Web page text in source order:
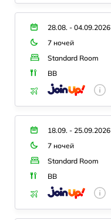
28.08. - 04.09.2026
7 ночей
Standard Room
BB
18.09. - 25.09.2026
7 ночей
Standard Room
BB